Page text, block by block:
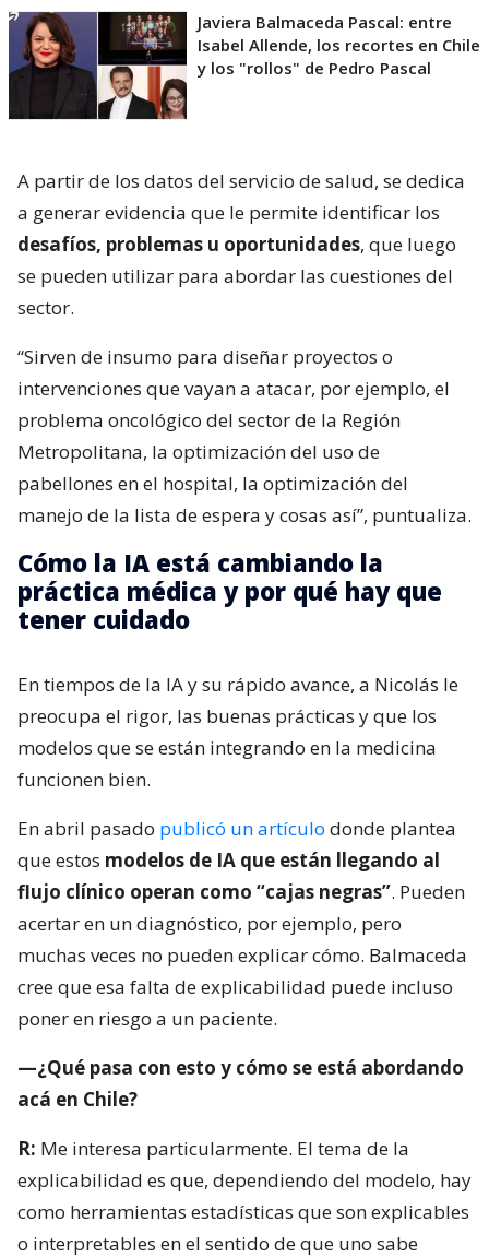
Javiera Balmaceda Pascal: entre
Isabel Allende, los recortes en Chile
y los "rollos" de Pedro Pascal
A partir de los datos del servicio de salud, se dedica
a generar evidencia que le permite identificar los
desafíos, problemas u oportunidades, que luego
se pueden utilizar para abordar las cuestiones del
sector.
“Sirven de insumo para diseñar proyectos o
intervenciones que vayan a atacar, por ejemplo, el
problema oncológico del sector de la Región
Metropolitana, la optimización del uso de
pabellones en el hospital, la optimización del
manejo de la lista de espera y cosas así”, puntualiza.
Cómo la IA está cambiando la
práctica médica y por qué hay que
tener cuidado
En tiempos de la IA y su rápido avance, a Nicolás le
preocupa el rigor, las buenas prácticas y que los
modelos que se están integrando en la medicina
funcionen bien.
En abril pasado publicó un artículo donde plantea
que estos modelos de IA que están llegando al
flujo clínico operan como “cajas negras”. Pueden
acertar en un diagnóstico, por ejemplo, pero
muchas veces no pueden explicar cómo. Balmaceda
cree que esa falta de explicabilidad puede incluso
poner en riesgo a un paciente.
—¿Qué pasa con esto y cómo se está abordando
acá en Chile?
R: Me interesa particularmente. El tema de la
explicabilidad es que, dependiendo del modelo, hay
como herramientas estadísticas que son explicables
o interpretables en el sentido de que uno sabe